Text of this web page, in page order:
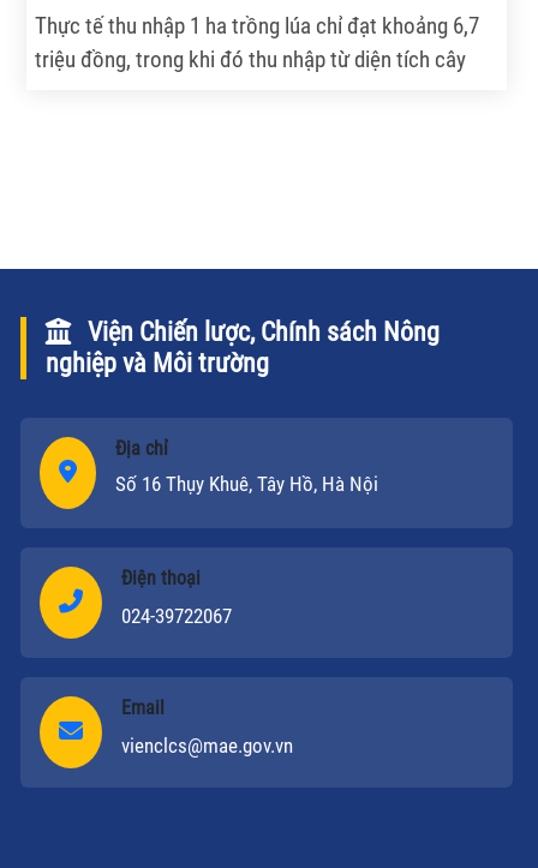
Thực tế thu nhập 1 ha trồng lúa chỉ đạt khoảng 6,7
triệu đồng, trong khi đó thu nhập từ diện tích cây
Viện Chiến lược, Chính sách Nông
nghiệp và Môi trường
Địa chỉ
Số 16 Thụy Khuê, Tây Hồ, Hà Nội
Điện thoại
024-39722067
Email
vienclcs@mae.gov.vn